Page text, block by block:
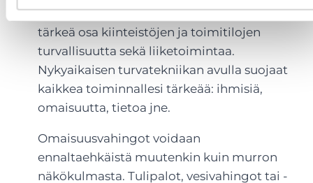
Erilaiset turvatekniikan järjestelmät ovat
tärkeä osa kiinteistöjen ja toimitilojen
turvallisuutta sekä liiketoimintaa.
Nykyaikaisen turvatekniikan avulla suojaat
kaikkea toiminnallesi tärkeää: ihmisiä,
omaisuutta, tietoa jne.
Omaisuusvahingot voidaan
ennaltaehkäistä muutenkin kuin murron
näkökulmasta. Tulipalot, vesivahingot tai -